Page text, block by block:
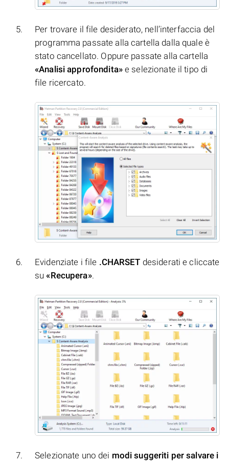
Per trovare il file desiderato, nell’interfaccia del
programma passate alla cartella dalla quale è
stato cancellato. Oppure passate alla cartella
«Analisi approfondita»e selezionate il tipo di
file ricercato.
Evidenziate i file .CHARSET desiderati e cliccate
su«Recupera».
Selezionate uno dei modi suggeriti per salvare i